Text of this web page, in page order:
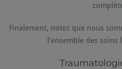
Finalement, notez que nous
l’ensemble des